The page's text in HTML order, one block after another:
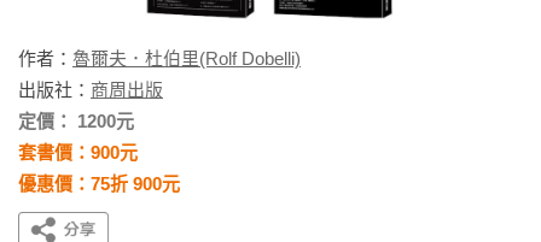
作者： 魯爾夫．杜伯里(Rolf Dobelli)
出版社： 商周出版
定價： 1200元
套書價：900元
優惠價：75折 900元